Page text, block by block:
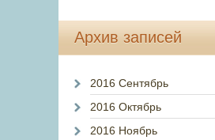
Архив записей
2016 Сентябрь
2016 Октябрь
2016 Ноябрь